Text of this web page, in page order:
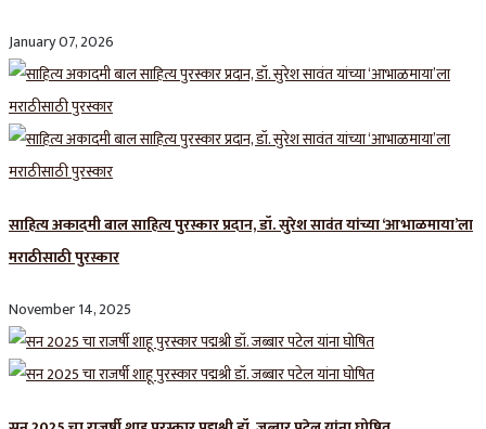
January 07, 2026
साहित्य अकादमी बाल साहित्य पुरस्कार प्रदान, डॉ. सुरेश सावंत यांच्या ‘आभाळमाया’ला
मराठीसाठी पुरस्कार
November 14, 2025